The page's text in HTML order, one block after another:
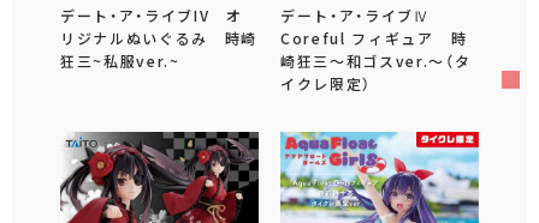
デート・ア・ライブIV オ
リジナルぬいぐるみ 時崎
狂三~私服ver.~
デート・ア・ライブⅣ
Coreful フィギュア 時
崎狂三～和ゴスver.～（タ
イクレ限定）